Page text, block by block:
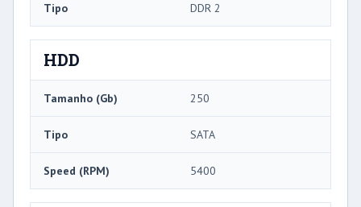
Tipo DDR 2
HDD
Tamanho (Gb) 250
Tipo SATA
Speed ​​(RPM) 5400